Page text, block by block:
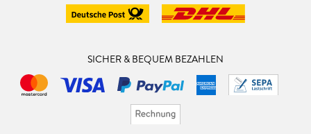
SICHER & BEQUEM BEZAHLEN